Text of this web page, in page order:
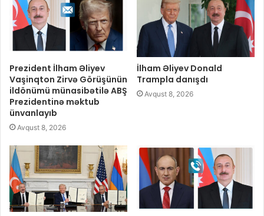
Prezident İlham Əliyev
Vaşinqton Zirvə Görüşünün
ildönümü münasibətilə ABŞ
Prezidentinə məktub
ünvanlayıb
Avqust 8, 2026
İlham Əliyev Donald
Trampla danışdı
Avqust 8, 2026